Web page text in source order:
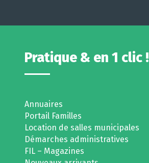
Pratique & en 1 clic !
Annuaires
Portail Familles
Location de salles municipales
Démarches administratives
FIL – Magazines